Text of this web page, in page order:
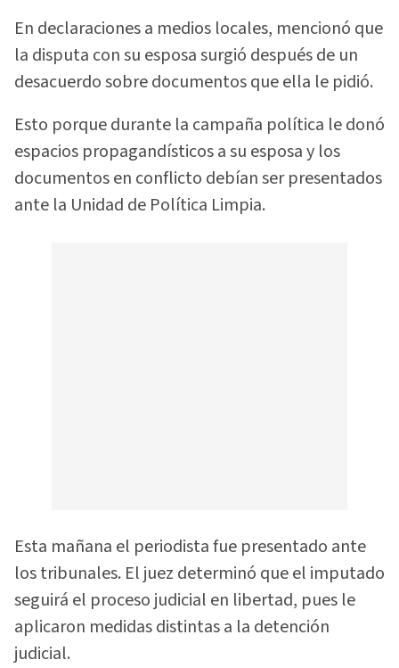
En declaraciones a medios locales, mencionó que
la disputa con su esposa surgió después de un
desacuerdo sobre documentos que ella le pidió.
Esto porque durante la campaña política le donó
espacios propagandísticos a su esposa y los
documentos en conflicto debían ser presentados
ante la Unidad de Política Limpia.
Esta mañana el periodista fue presentado ante
los tribunales. El juez determinó que el imputado
seguirá el proceso judicial en libertad, pues le
aplicaron medidas distintas a la detención
judicial.